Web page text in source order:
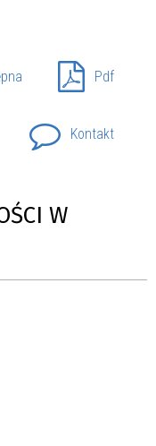
Pdf
Kontakt
W